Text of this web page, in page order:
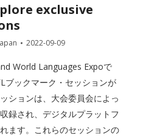
exclusive
2022-09-09
World Languages Expoで
ブックマーク・セッションが
ションは、大会委員会によっ
録され、デジタルプラットフ
ます。これらのセッションの